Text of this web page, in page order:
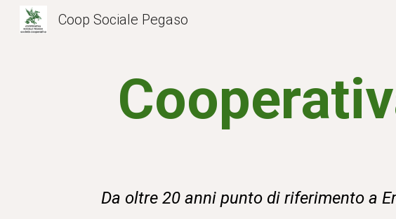
Coop Sociale Pegaso
Da oltre 20 anni punto di riferimento a